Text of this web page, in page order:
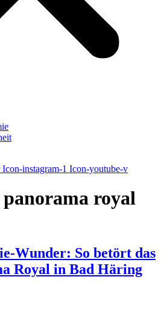
Icon-instagram-1 Icon-youtube-v
panorama royal
Wunder: So betört das
Royal in Bad Häring